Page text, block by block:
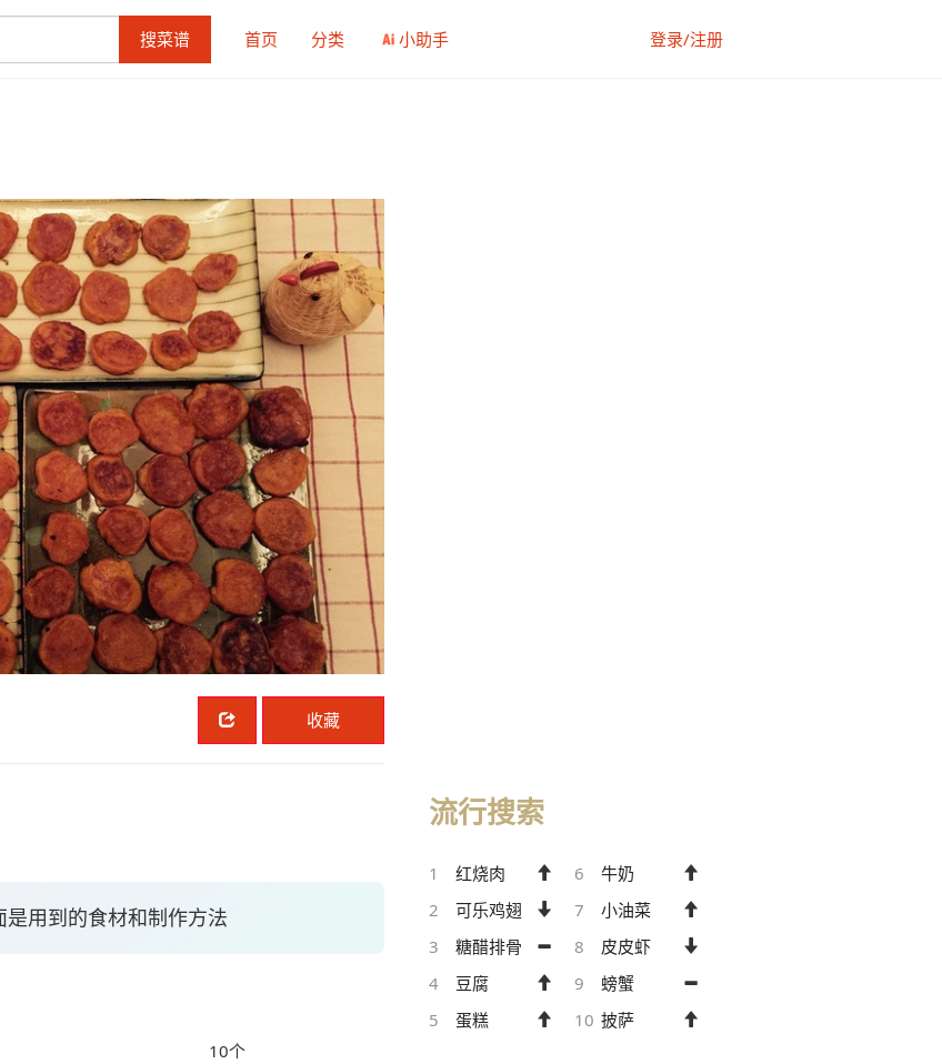
搜菜谱 首页 分类 小助手 登录/注册
收藏
用到的食材和制作方法
10个
流行搜索
1
红烧肉
2
可乐鸡翅
3
糖醋排骨
4
豆腐
5
蛋糕
6
牛奶
7
小油菜
8
皮皮虾
9
螃蟹
10 披萨